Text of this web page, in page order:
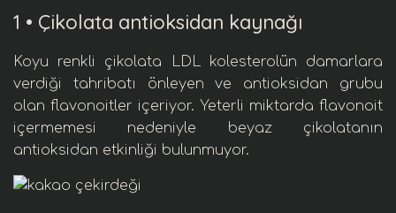
1 • Çikolata antioksidan kaynağı
Koyu renkli çikolata LDL kolesterolün damarlara
verdiği tahribatı önleyen ve antioksidan grubu
olan flavonoitler içeriyor. Yeterli miktarda flavonoit
içermemesi nedeniyle beyaz çikolatanın
antioksidan etkinliği bulunmuyor.